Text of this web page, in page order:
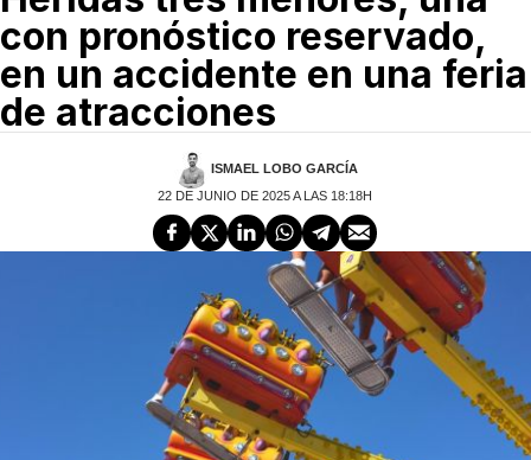
con pronóstico reservado,
en un accidente en una feria
de atracciones
ISMAEL LOBO GARCÍA
22 DE JUNIO DE 2025 A LAS 18:18H